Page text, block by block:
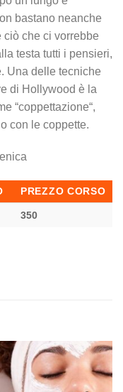
bastano neanche
ciò che ci vorrebbe
testa tutti i pensieri,
Una delle tecniche
di Hollywood è la
“coppettazione“,
con le coppette.
PREZZO CORSO
350